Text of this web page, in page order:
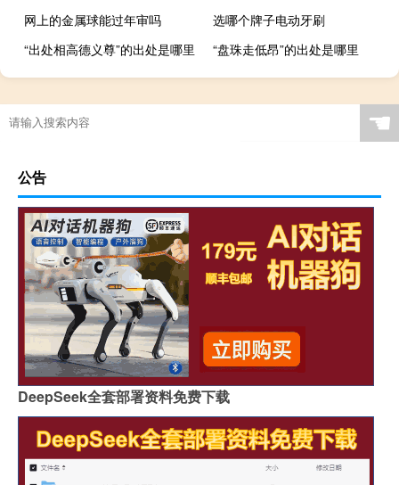
网上的金属球能过年审吗
选哪个牌子电动牙刷
“出处相高德义尊”的出处是哪里
“盘珠走低昂”的出处是哪里
☚
公告
DeepSeek全套部署资料免费下载